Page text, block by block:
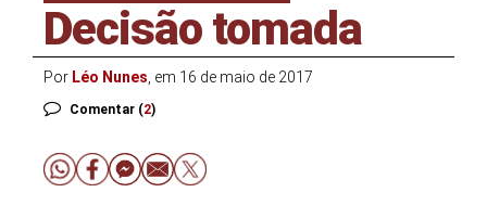
Decisão tomada
Por Léo Nunes , em 16 de maio de 2017
Comentar (2)